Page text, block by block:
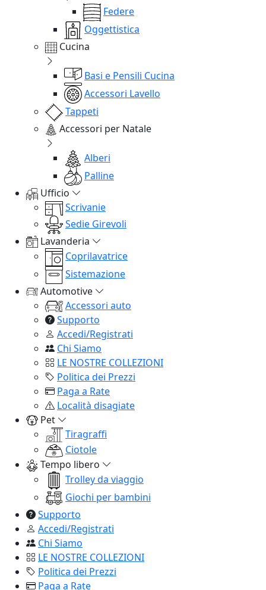
Federe
Oggettistica
Cucina
Basi e Pensili Cucina
Accessori Lavello
Tappeti
Accessori per Natale
Alberi
Palline
Ufficio
Scrivanie
Sedie Girevoli
Lavanderia
Coprilavatrice
Sistemazione
Automotive
Accessori auto
Supporto
Accedi/Registrati
Chi Siamo
LE NOSTRE COLLEZIONI
Politica dei Prezzi
Paga a Rate
Località disagiate
Pet
Tiragraffi
Ciotole
Tempo libero
Trolley da viaggio
Giochi per bambini
Supporto
Accedi/Registrati
Chi Siamo
LE NOSTRE COLLEZIONI
Politica dei Prezzi
Paga a Rate